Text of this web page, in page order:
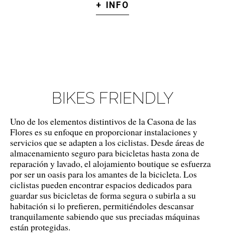
+ INFO
BIKES FRIENDLY
Uno de los elementos distintivos de la Casona de las
Flores es su enfoque en proporcionar instalaciones y
servicios que se adapten a los ciclistas. Desde áreas de
almacenamiento seguro para bicicletas hasta zona de
reparación y lavado, el alojamiento boutique se esfuerza
por ser un oasis para los amantes de la bicicleta. Los
ciclistas pueden encontrar espacios dedicados para
guardar sus bicicletas de forma segura o subirla a su
habitación si lo prefieren, permitiéndoles descansar
tranquilamente sabiendo que sus preciadas máquinas
están protegidas.